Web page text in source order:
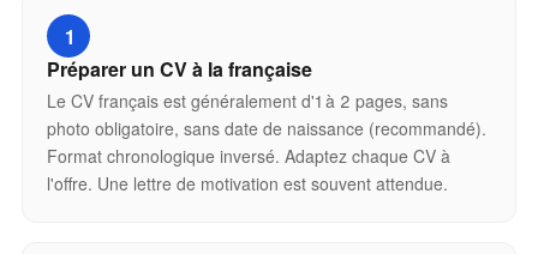
1
Préparer un CV à la française
Le CV français est généralement d'1 à 2 pages, sans
photo obligatoire, sans date de naissance (recommandé).
Format chronologique inversé. Adaptez chaque CV à
l'offre. Une lettre de motivation est souvent attendue.